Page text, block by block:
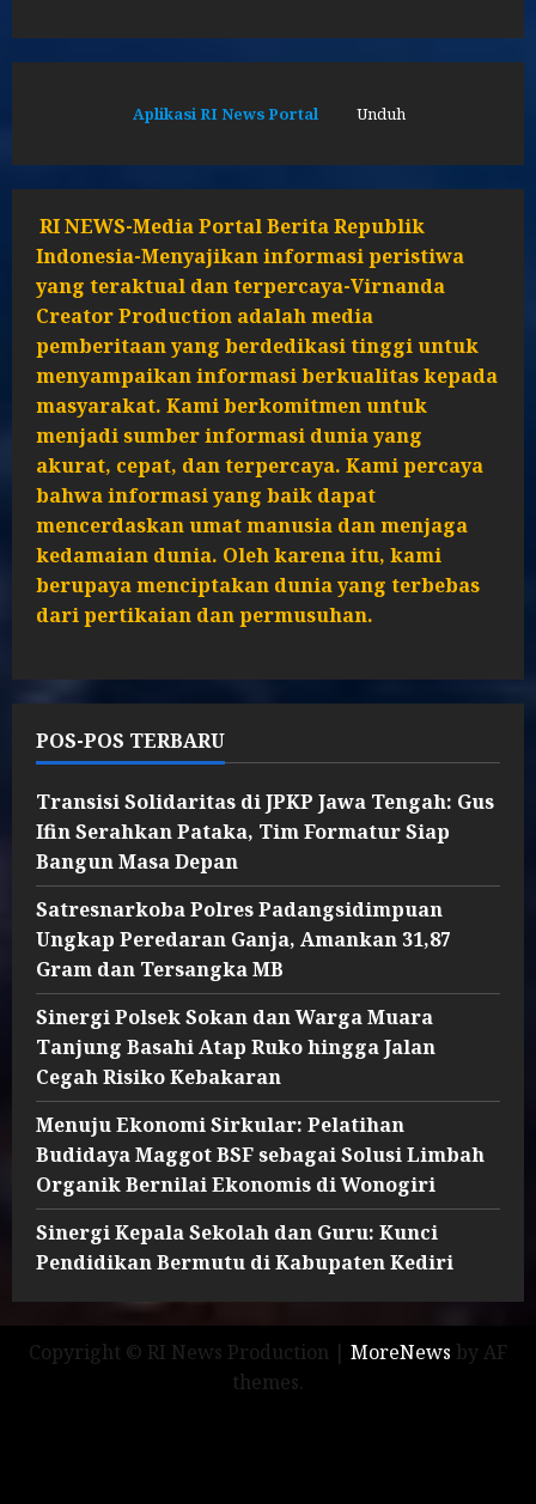
Aplikasi RI News Portal Unduh
RI NEWS-Media Portal Berita Republik
Indonesia-Menyajikan informasi peristiwa
yang teraktual dan terpercaya-Virnanda
Creator Production adalah media
pemberitaan yang berdedikasi tinggi untuk
menyampaikan informasi berkualitas kepada
masyarakat. Kami berkomitmen untuk
menjadi sumber informasi dunia yang
akurat, cepat, dan terpercaya. Kami percaya
bahwa informasi yang baik dapat
mencerdaskan umat manusia dan menjaga
kedamaian dunia. Oleh karena itu, kami
berupaya menciptakan dunia yang terbebas
dari pertikaian dan permusuhan.
POS-POS TERBARU
Transisi Solidaritas di JPKP Jawa Tengah: Gus
Ifin Serahkan Pataka, Tim Formatur Siap
Bangun Masa Depan
Satresnarkoba Polres Padangsidimpuan
Ungkap Peredaran Ganja, Amankan 31,87
Gram dan Tersangka MB
Sinergi Polsek Sokan dan Warga Muara
Tanjung Basahi Atap Ruko hingga Jalan
Cegah Risiko Kebakaran
Menuju Ekonomi Sirkular: Pelatihan
Budidaya Maggot BSF sebagai Solusi Limbah
Organik Bernilai Ekonomis di Wonogiri
Sinergi Kepala Sekolah dan Guru: Kunci
Pendidikan Bermutu di Kabupaten Kediri
Copyright © RI News Production | MoreNews by AF
themes.